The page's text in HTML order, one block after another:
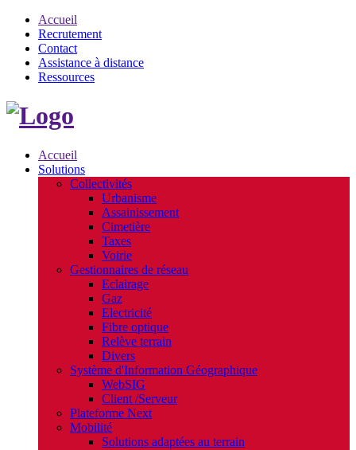
Accueil
Recrutement
Contact
Assistance à distance
Ressources
Accueil
Solutions
Collectivités
Urbanisme
Assainissement
Cimetière
Taxes
Voirie
Gestionnaires de réseau
Eclairage
Gaz
Electricité
Fibre optique
Relève terrain
Divers
Système d'Information Géographique
WebSIG
Client /Serveur
Plateforme Next
Mobilité
Solutions adaptées au terrain